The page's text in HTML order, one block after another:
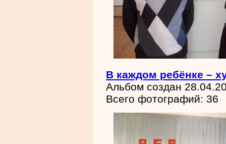
В каждом ребёнке –
Альбом создан
Всего фотографий: 36